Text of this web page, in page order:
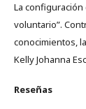
La
voluntario”.
conocimientos,
Kelly Johanna
Reseñas